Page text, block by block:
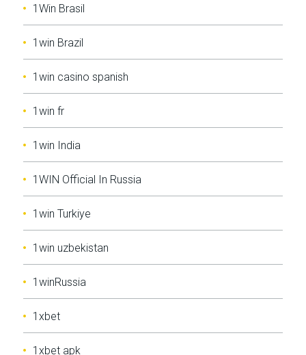
1Win Brasil
1win Brazil
1win casino spanish
1win fr
1win India
1WIN Official In Russia
1win Turkiye
1win uzbekistan
1winRussia
1xbet
1xbet apk